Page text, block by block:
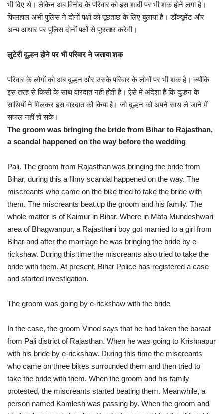
भी दिए थे। लेकिन अब विनोद के परिवार को इस शादी पर भी शक होने लगा है।
फिलहाल अभी पुलिस ने दोनों पक्षों को पूछताछ के लिए बुलाया है। डॉक्यूमेंट और
अन्य आधार पर पुलिस दोनों पक्षों से पूछताछ करेगी।
लुटेरी दुल्हन होने पर भी परिवार ने जताया शक
परिवार के लोगों को अब दुल्हन और उसके परिवार के लोगों पर भी शक है। क्योंकि
इस तरह से किसी के साथ वारदात नहीं होती है। ऐसे में अंदेशा है कि दुल्हन के
साथियों ने मिलकर इस वारदात को किया है। जो दुल्हन को अपने साथ ले जाने में
सफल नहीं हो सके।
The groom was bringing the bride from Bihar to Rajasthan,
a scandal happened on the way before the wedding
Pali. The groom from Rajasthan was bringing the bride from
Bihar, during this a filmy scandal happened on the way. The
miscreants who came on the bike tried to take the bride with
them. The miscreants beat up the groom and his family. The
whole matter is of Kaimur in Bihar. Where in Mata Mundeshwari
area of ​​​​Bhagwanpur, a Rajasthani boy got married to a girl from
Bihar and after the marriage he was bringing the bride by e-
rickshaw. During this time the miscreants also tried to take the
bride with them. At present, Bihar Police has registered a case
and started investigation.
The groom was going by e-rickshaw with the bride
In the case, the groom Vinod says that he had taken the baraat
from Pali district of Rajasthan. When he was going to Krishnapur
with his bride by e-rickshaw. During this time the miscreants
who came on three bikes surrounded them and then tried to
take the bride with them. When the groom and his family
protested, the miscreants started beating them. Meanwhile, a
person named Kamlesh was passing by. When the groom and